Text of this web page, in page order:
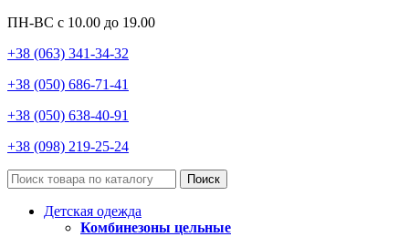
ПН-ВС с 10.00 до 19.00
+38 (063) 341-34-32
+38 (050) 686-71-41
+38 (050) 638-40-91
+38 (098) 219-25-24
Поиск
Детская одежда
Комбинезоны цельные